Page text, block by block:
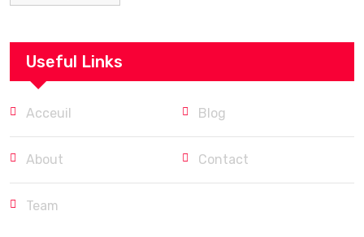
Useful Links
Acceuil Blog
About Contact
Team